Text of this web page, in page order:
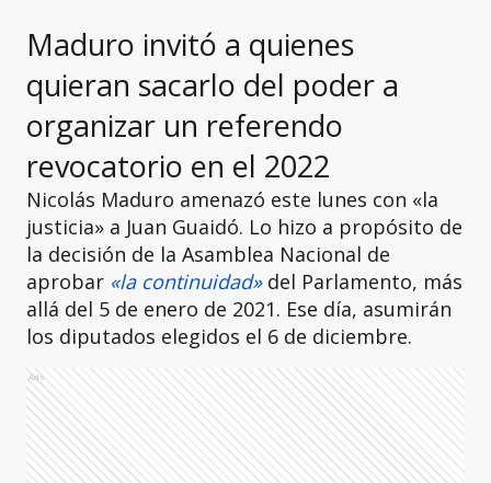
Maduro invitó a quienes
quieran sacarlo del poder a
organizar un referendo
revocatorio en el 2022
Nicolás Maduro amenazó este lunes con «la
justicia» a Juan Guaidó. Lo hizo a propósito de
la decisión de la Asamblea Nacional de
aprobar «la continuidad»del Parlamento, más
allá del 5 de enero de 2021. Ese día, asumirán
los diputados elegidos el 6 de diciembre.
Ads